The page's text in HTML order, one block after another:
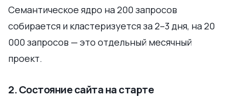
Семантическое ядро на 200 запросов
собирается и кластеризуется за 2–3 дня, на 20
000 запросов — это отдельный месячный
проект.
2. Состояние сайта на старте